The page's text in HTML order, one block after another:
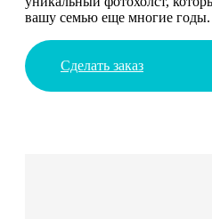
вашу семью еще многие годы.
Сделать заказ